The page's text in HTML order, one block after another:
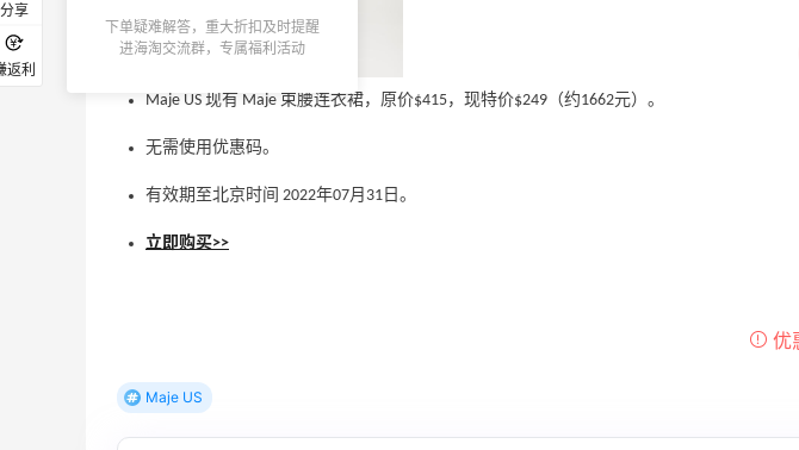
Maje US 现有 Maje 束腰连衣裙，原价$415，现特价$249（约1662元）。
无需使用优惠码。
有效期至北京时间 2022年07月31日。
立即购买>>
Maje US
分享
返利
下单疑难解答，重大折扣及时提醒
进海淘交流群，专属福利活动